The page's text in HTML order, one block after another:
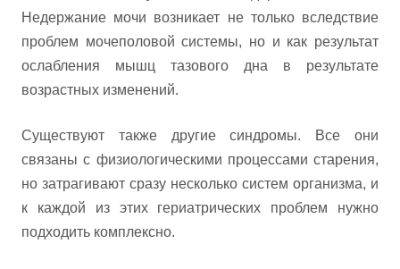
Недержание мочи возникает не только вследствие
проблем мочеполовой системы, но и как результат
ослабления мышц тазового дна в результате
возрастных изменений.
Существуют также другие синдромы. Все они
связаны с физиологическими процессами старения,
но затрагивают сразу несколько систем организма, и
к каждой из этих гериатрических проблем нужно
подходить комплексно.